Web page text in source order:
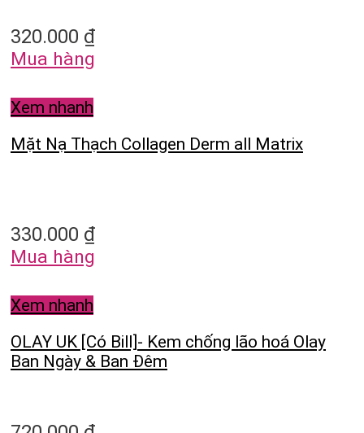
320.000 ₫
Mua hàng
Xem nhanh
Mặt Nạ Thạch Collagen Derm all Matrix
330.000 ₫
Mua hàng
Xem nhanh
OLAY UK [Có Bill]- Kem chống lão hoá Olay
Ban Ngày & Ban Đêm